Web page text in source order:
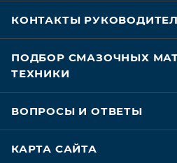
КОНТАКТЫ
ПОДБОР СМАЗОЧНЫХ
ТЕХНИКИ
ВОПРОСЫ И ОТВЕТЫ
КАРТА САЙТА